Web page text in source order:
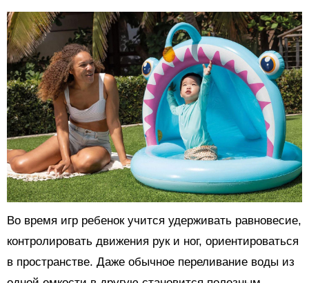
Во время игр ребенок учится удерживать равновесие,
контролировать движения рук и ног, ориентироваться
в пространстве. Даже обычное переливание воды из